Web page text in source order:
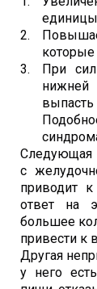
единицы
которые
При
нижней
Следующая
с
приводит
ответ на
большее
привести к
Другая
у него